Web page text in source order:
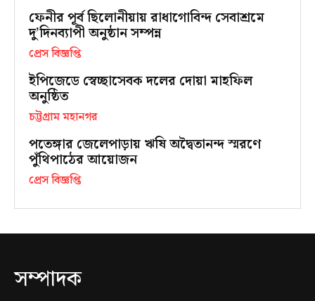
ফেনীর পূর্ব ছিলোনীয়ায় রাধাগোবিন্দ সেবাশ্রমে
দু’দিনব্যাপী অনুষ্ঠান সম্পন্ন
প্রেস বিজ্ঞপ্তি
ইপিজেডে স্বেচ্ছাসেবক দলের দোয়া মাহফিল
অনুষ্ঠিত
চট্টগ্রাম মহানগর
পতেঙ্গার জেলেপাড়ায় ঋষি অদ্বৈতানন্দ স্মরণে
পুঁথিপাঠের আয়োজন
প্রেস বিজ্ঞপ্তি
সম্পাদক